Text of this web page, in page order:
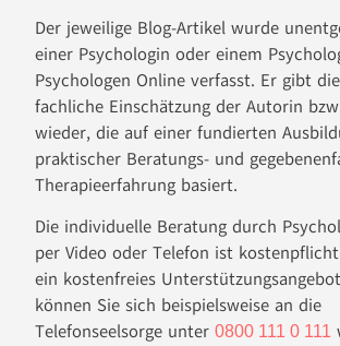
Der jeweilige Blog-Artikel wurde
einer Psychologin oder einem
Psychologen Online verfasst. Er gibt
fachliche Einschätzung der Autorin
wieder, die auf einer fundierten
praktischer Beratungs- und
Therapieerfahrung basiert.
Die individuelle Beratung durch
per Video oder Telefon ist
ein kostenfreies
können Sie sich beispielsweise an die
Telefonseelsorge unter 0800 111 0 111